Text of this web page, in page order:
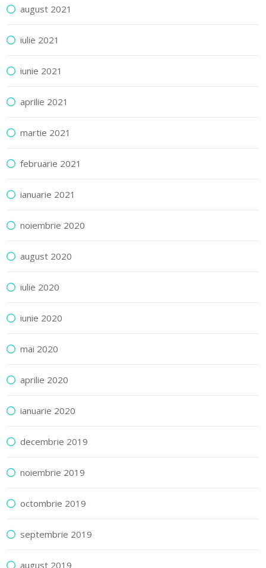
august 2021
iulie 2021
iunie 2021
aprilie 2021
martie 2021
februarie 2021
ianuarie 2021
noiembrie 2020
august 2020
iulie 2020
iunie 2020
mai 2020
aprilie 2020
ianuarie 2020
decembrie 2019
noiembrie 2019
octombrie 2019
septembrie 2019
august 2019